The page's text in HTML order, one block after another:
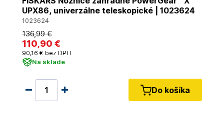
UPX86, univerzálne teleskopické | 1023624
1023624
136,99 €
110,90 €
90,16 € bez DPH
Na sklade
Do košíka